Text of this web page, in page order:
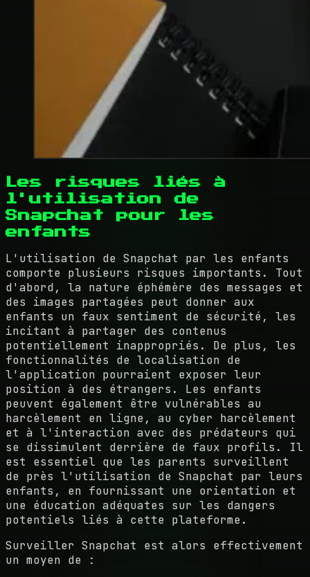
Les risques liés à
l'utilisation de
Snapchat pour les
enfants
L'utilisation de Snapchat par les enfants
comporte plusieurs risques importants. Tout
d'abord, la nature éphémère des messages et
des images partagées peut donner aux
enfants un faux sentiment de sécurité, les
incitant à partager des contenus
potentiellement inappropriés. De plus, les
fonctionnalités de localisation de
l'application pourraient exposer leur
position à des étrangers. Les enfants
peuvent également être vulnérables au
harcèlement en ligne, au cyber harcèlement
et à l'interaction avec des prédateurs qui
se dissimulent derrière de faux profils. Il
est essentiel que les parents surveillent
de près l'utilisation de Snapchat par leurs
enfants, en fournissant une orientation et
une éducation adéquates sur les dangers
potentiels liés à cette plateforme.
Surveiller Snapchat est alors effectivement
un moyen de :